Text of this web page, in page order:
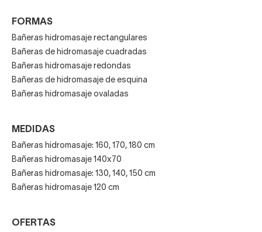
FORMAS
Bañeras hidromasaje rectangulares
Bañeras de hidromasaje cuadradas
Bañeras hidromasaje redondas
Bañeras de hidromasaje de esquina
Bañeras hidromasaje ovaladas
MEDIDAS
Bañeras hidromasaje: 160, 170, 180 cm
Bañeras hidromasaje 140x70
Bañeras hidromasaje: 130, 140, 150 cm
Bañeras hidromasaje 120 cm
OFERTAS